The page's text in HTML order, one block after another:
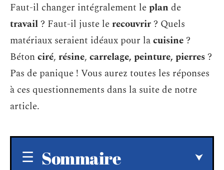
Faut-il changer intégralement leplande
travail? Faut-il juste lerecouvrir? Quels
matériaux seraient idéaux pour lacuisine?
Bétonciré, résine, carrelage, peinture, pierres?
Pas de panique ! Vous aurez toutes les réponses
à ces questionnements dans la suite de notre
article.
Sommaire